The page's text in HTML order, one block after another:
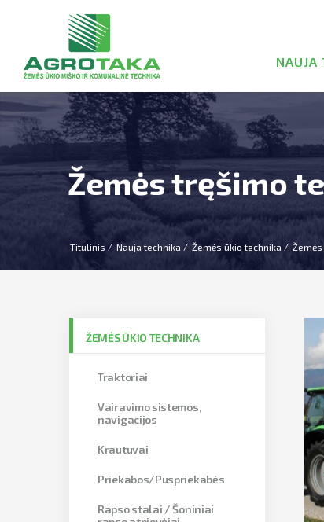
NAUJA
Žemės tręšimo
Titulinis Nauja technika Žemės ūkio technika
ŽEMĖS ŪKIO TECHNIKA
Traktoriai
Vairavimo sistemos,
navigacijos
Krautuvai
Priekabos/Puspriekabės
Rapso stalai / Šoniniai